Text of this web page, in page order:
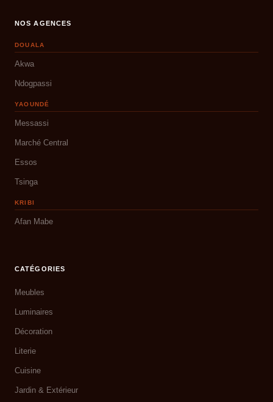
NOS AGENCES
DOUALA
Akwa
Ndogpassi
YAOUNDÉ
Messassi
Marché Central
Essos
Tsinga
KRIBI
Afan Mabe
CATÉGORIES
Meubles
Luminaires
Décoration
Literie
Cuisine
Jardin & Extérieur